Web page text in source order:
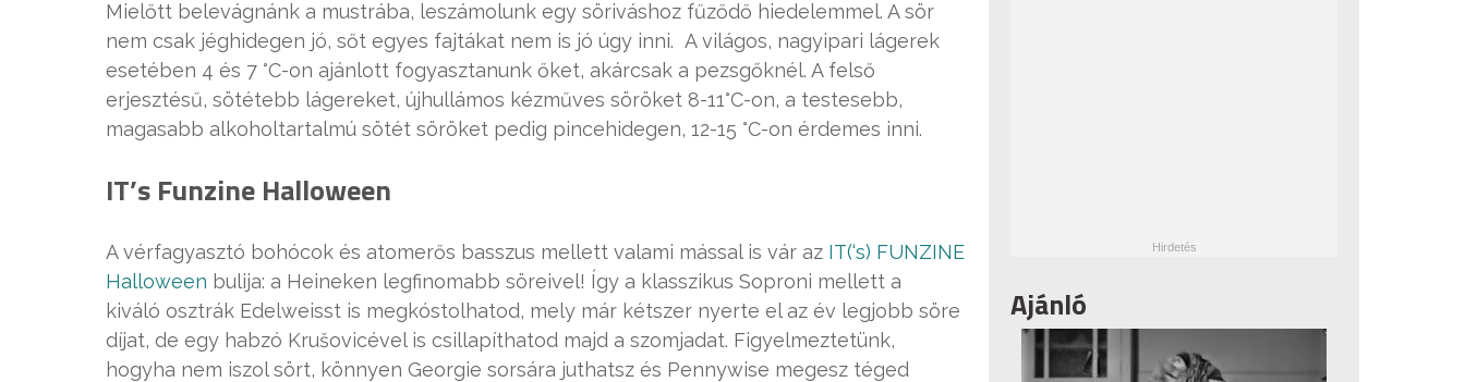
Mielőtt belevágnánk a mustrába, leszámolunk egy söriváshoz fűződő hiedelemmel. A sör
nem csak jéghidegen jó, sőt egyes fajtákat nem is jó úgy inni. A világos, nagyipari lágerek
esetében 4 és 7 °C-on ajánlott fogyasztanunk őket, akárcsak a pezsgőknél. A felső
erjesztésű, sötétebb lágereket, újhullámos kézműves söröket 8-11°C-on, a testesebb,
magasabb alkoholtartalmú sötét söröket pedig pincehidegen, 12-15 °C-on érdemes inni.
IT’s Funzine Halloween
A vérfagyasztó bohócok és atomerős basszus mellett valami mással is vár az IT(‘s) FUNZINE
Halloween bulija: a Heineken legfinomabb söreivel! Így a klasszikus Soproni mellett a
kiváló osztrák Edelweisst is megkóstolhatod, mely már kétszer nyerte el az év legjobb söre
díjat, de egy habzó Krušovicével is csillapíthatod majd a szomjadat. Figyelmeztetünk,
hogyha nem iszol sört, könnyen Georgie sorsára juthatsz és Pennywise megesz téged
Ajánló